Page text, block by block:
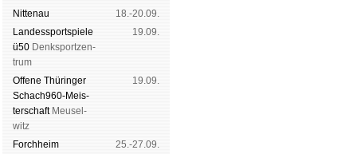
Nitte­nau
18.-20.09.
Landes­sport­spiele
ü50 Denk­sport­zen­
trum
19.09.
Offene Thü­rin­ger
Schach960-Meis­
ter­schaftMeu­sel­
witz
19.09.
Forch­heim
25.-27.09.